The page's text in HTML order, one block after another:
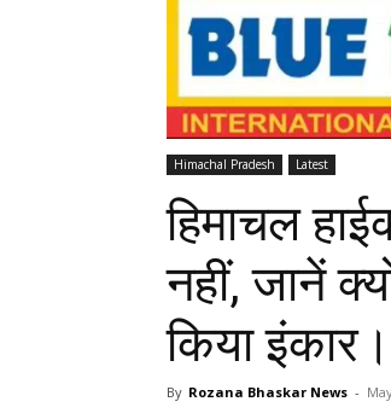
Himachal Pradesh Latest
हिमाचल
नहीं, जानें
किया इंकार।
By Rozana Bhaskar News -